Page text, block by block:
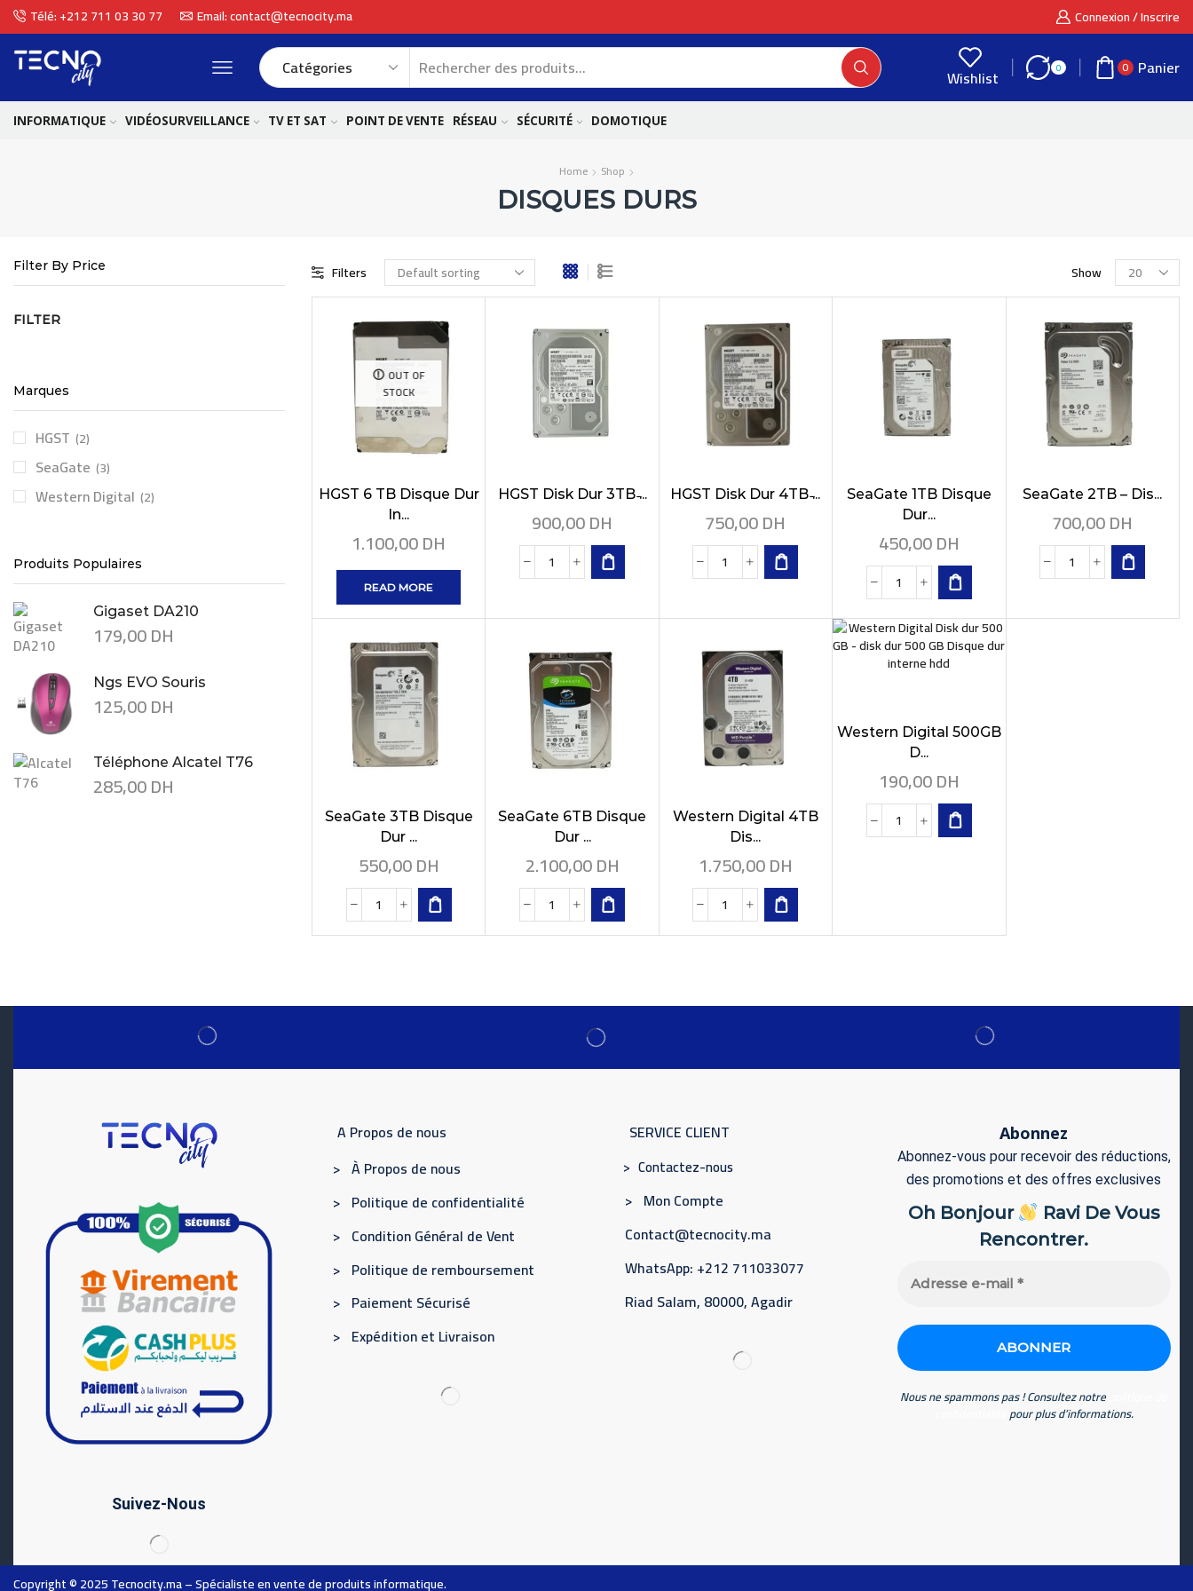
Télé: +212 711 03 30 77 Email: contact@tecnocity.ma Connexion / Inscrire
Wishlist 0 0 Panier
INFORMATIQUE VIDÉOSURVEILLANCE TV ET SAT POINT DE VENTE RÉSEAU SÉCURITÉ DOMOTIQUE
Home Shop
DISQUES DURS
Filters Show
OUT OF
STOCK
HGST 6 TB Disque Dur
In...
1.100,00DH
READ MORE
HGST Disk Dur 3TB ̵...
900,00DH
HGST Disk Dur 4TB ̵...
750,00DH
SeaGate 1TB Disque
Dur...
450,00DH
SeaGate 2TB – Dis...
700,00DH
SeaGate 3TB Disque
Dur ...
550,00DH
SeaGate 6TB Disque
Dur ...
2.100,00DH
Western Digital 4TB
Dis...
1.750,00DH
Western Digital 500GB
D...
190,00DH
Filter By Price
FILTER
Marques
HGST (2)
SeaGate (3)
Western Digital (2)
Produits Populaires
Gigaset DA210
179,00DH
Ngs EVO Souris
125,00DH
Téléphone Alcatel T76
285,00DH
Suivez-Nous
A Propos de nous
> À Propos de nous
> Politique de confidentialité
> Condition Général de Vent
> Politique de remboursement
> Paiement Sécurisé
> Expédition et Livraison
SERVICE CLIENT
> Contactez-nous
> Mon Compte
Contact@tecnocity.ma
WhatsApp: +212 711033077
Riad Salam, 80000, Agadir
Abonnez
Abonnez-vous pour recevoir des réductions,
des promotions et des offres exclusives
Oh Bonjour
Ravi De Vous
Rencontrer.
Nous ne spammons pas ! Consultez notre
pour plus d’informations.
Copyright © 2025Tecnocity.ma– Spécialiste en vente de produits informatique.